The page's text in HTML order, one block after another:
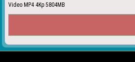
Video MP4 4Kp 5804MB